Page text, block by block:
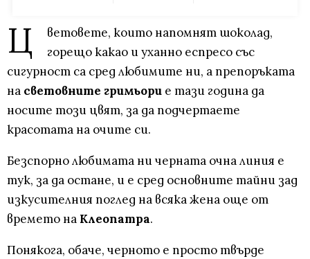
Ц
ветовете, които напомнят шоколад,
горещо какао и уханно еспресо със
сигурност са сред любимите ни, а препоръката
на световните гримьори е тази година да
носите този цвят, за да подчертаете
красотата на очите си.
Безспорно любимата ни черната очна линия е
тук, за да остане, и е сред основните тайни зад
изкусителния поглед на всяка жена още от
времето на Клеопатра.
Понякога, обаче, черното е просто твърде